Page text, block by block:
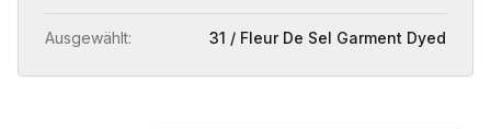
Ausgewählt: 31 / Fleur De Sel Garment Dyed